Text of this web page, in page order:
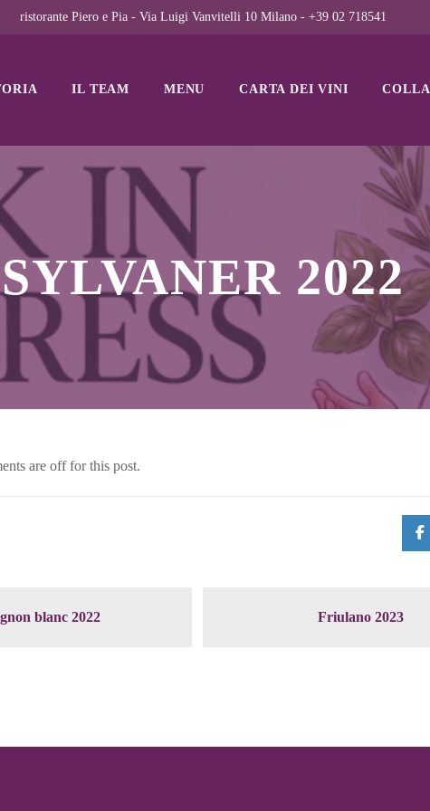
ristorante Piero e Pia - Via Luigi Vanvitelli 10 Milano - +39 02 718541
IL TEAM MENU CARTA DEI VINI
SYLVANER 2022
are off for this post.
blanc 2022 Friulano 2023